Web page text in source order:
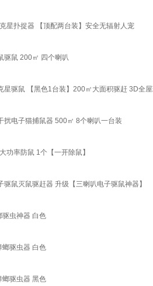
星扑捉器 【顶配两台装】安全无辐射人宠
驱鼠 200㎡ 四个喇叭
驱鼠 【黑色1台装】200㎡大面积驱赶 3D全
电子猫捕鼠器 500㎡ 8个喇叭一台装
功率防鼠 1个【一开除鼠】
鼠灭鼠驱赶器 升级【三喇叭电子驱鼠神器】
虫神器 白色
驱虫器 白色
驱虫器 黑色